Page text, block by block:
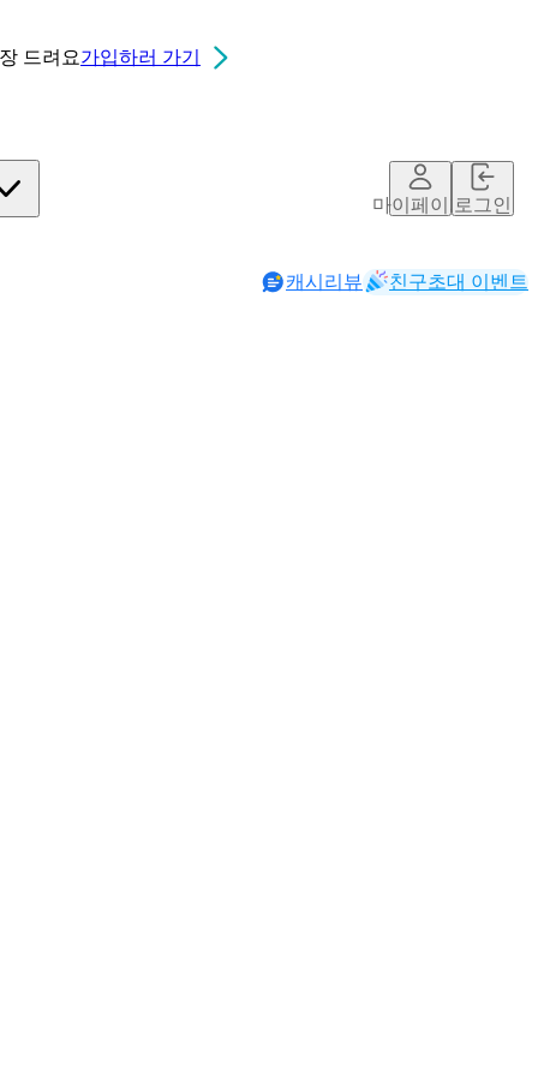
드려요가입하러 가기
마이페이지로그인
캐시리뷰 친구초대 이벤트